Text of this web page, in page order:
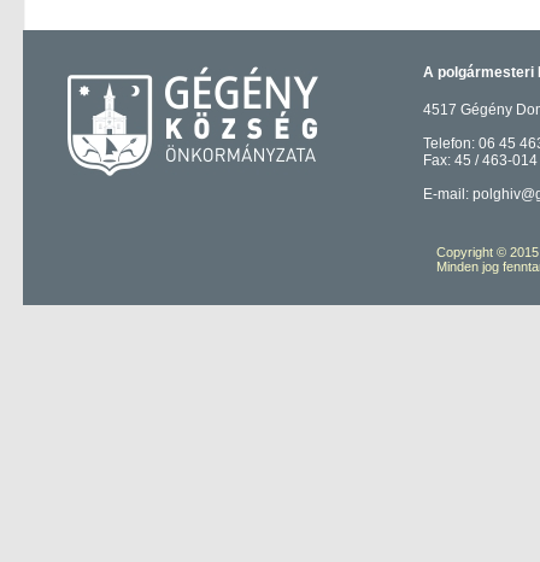
A polgármesteri
4517 Gégény
Telefon: 06 45
Fax: 45 / 463-014
E-mail:
Copyright ©
Minden jog